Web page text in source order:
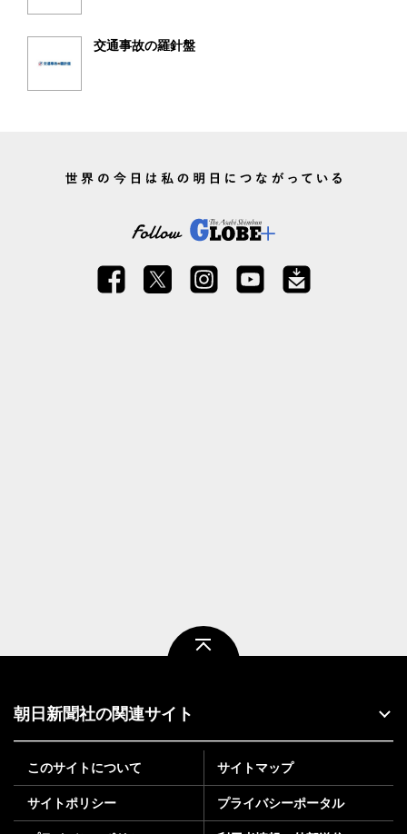
交通事故の羅針盤
朝日新聞社の関連サイト
このサイトについて サイトマップ
サイトポリシー プライバシーポータル